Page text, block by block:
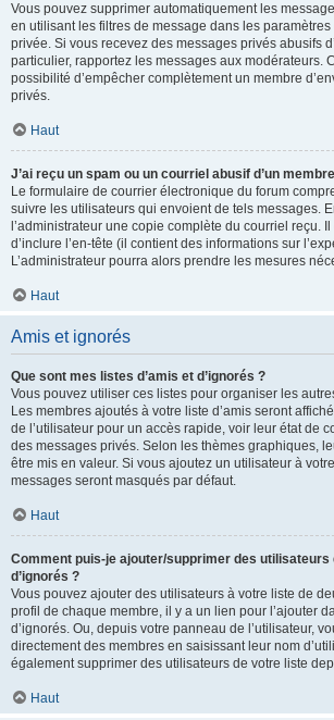
Vous pouvez supprimer automatiquement les
en utilisant les filtres de message dans les
privée. Si vous recevez des messages privés abusifs
particulier, rapportez les messages aux modérateurs.
possibilité d’empêcher complètement un membre
privés.
Haut
J’ai reçu un spam ou un courriel abusif d’un
Le formulaire de courrier électronique du forum
suivre les utilisateurs qui envoient de tels messages.
l’administrateur une copie complète du courriel reçu.
d’inclure l’en-tête (il contient des informations sur
L’administrateur pourra alors prendre les mesures
Haut
Amis et ignorés
Que sont mes listes d’amis et d’ignorés ?
Vous pouvez utiliser ces listes pour organiser les
Les membres ajoutés à votre liste d’amis seront
de l’utilisateur pour un accès rapide, voir leur état de
des messages privés. Selon les thèmes graphiques,
être mis en valeur. Si vous ajoutez un utilisateur à
messages seront masqués par défaut.
Haut
Comment puis-je ajouter/supprimer des utilisateurs
d’ignorés ?
Vous pouvez ajouter des utilisateurs à votre liste de
profil de chaque membre, il y a un lien pour l’ajouter
d’ignorés. Ou, depuis votre panneau de l’utilisateur,
directement des membres en saisissant leur nom
également supprimer des utilisateurs de votre liste
Haut